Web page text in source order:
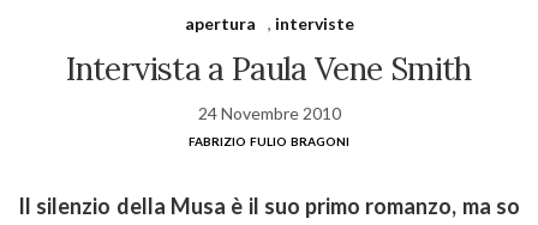
apertura , interviste
Intervista a Paula Vene Smith
24 Novembre 2010
fabrizio fulio bragoni
Il silenzio della Musa è il suo primo romanzo, ma so